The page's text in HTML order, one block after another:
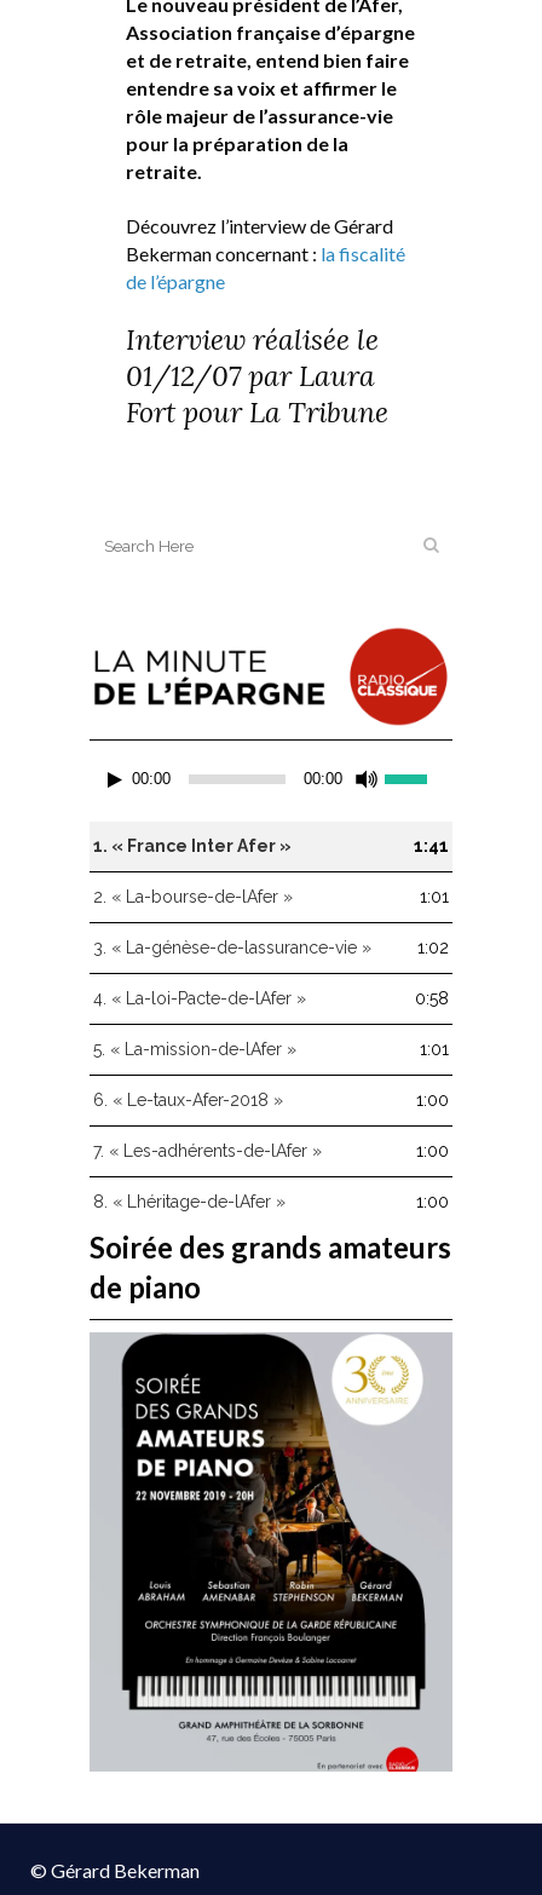
Association française d’épargne
et de retraite, entend bien faire
entendre sa voix et affirmer le
rôle majeur de l’assurance-vie
pour la préparation de la
retraite.
Découvrez l’interview de Gérard
Bekerman concernant : la fiscalité
de l’épargne
Interview réalisée le
01/12/07 par Laura
Fort pour La Tribune
audio
00:00 00:00
haut/bas
pour
augmenter
ou
diminuer
le
volume.
1. « France Inter Afer » 1:41
2. « La-bourse-de-lAfer » 1:01
3. « La-génèse-de-lassurance-vie » 1:02
4. « La-loi-Pacte-de-lAfer » 0:58
5. « La-mission-de-lAfer » 1:01
6. « Le-taux-Afer-2018 » 1:00
7. « Les-adhérents-de-lAfer » 1:00
8. « Lhéritage-de-lAfer » 1:00
Soirée des grands amateurs
de piano
© Gérard Bekerman